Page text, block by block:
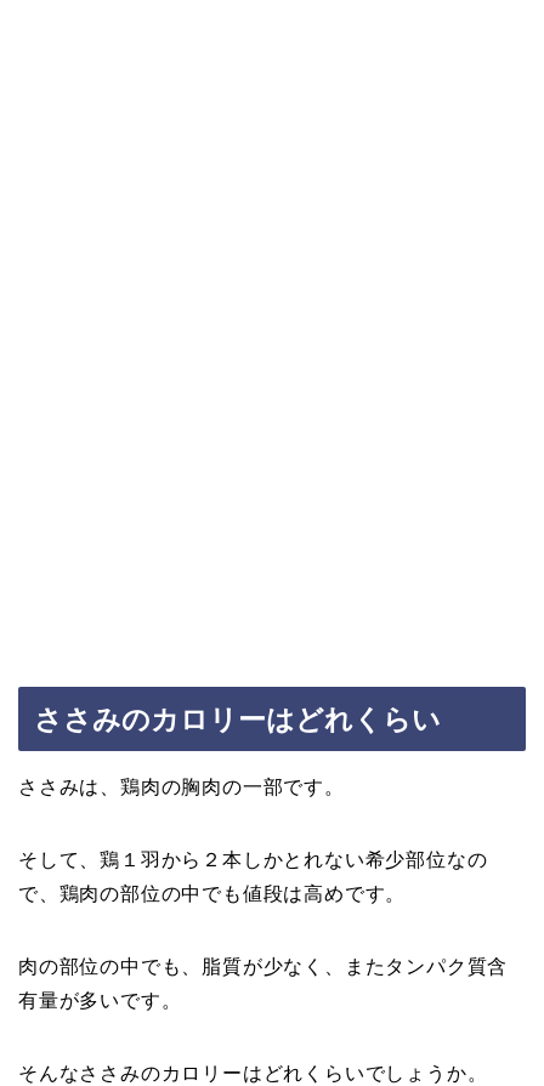
ささみのカロリーはどれくらい
ささみは、鶏肉の胸肉の一部です。
そして、鶏１羽から２本しかとれない希少部位なの
で、鶏肉の部位の中でも値段は高めです。
肉の部位の中でも、脂質が少なく、またタンパク質含
有量が多いです。
そんなささみのカロリーはどれくらいでしょうか。